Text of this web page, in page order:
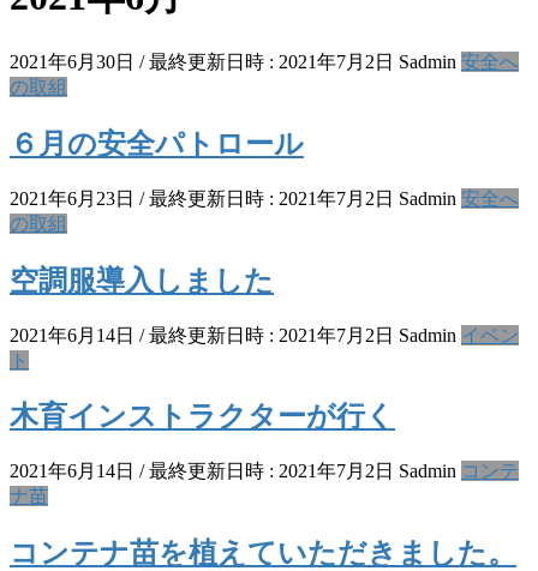
2021年6月30日 / 最終更新日時 : 2021年7月2日 Sadmin 安全へ
の取組
６月の安全パトロール
2021年6月23日 / 最終更新日時 : 2021年7月2日 Sadmin 安全へ
の取組
空調服導入しました
2021年6月14日 / 最終更新日時 : 2021年7月2日 Sadmin イベン
ト
木育インストラクターが行く
2021年6月14日 / 最終更新日時 : 2021年7月2日 Sadmin コンテ
ナ苗
コンテナ苗を植えていただきました。